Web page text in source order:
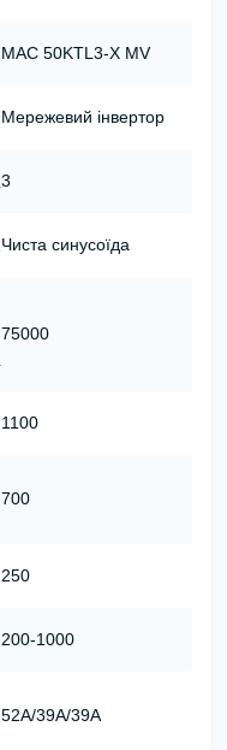
MAC 50KTL3-X MV
Мережевий інвертор
3
Чиста синусоїда
75000
1100
700
250
200-1000
52A/39A/39A